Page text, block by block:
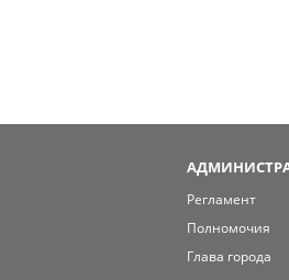
Регламент
Полномочия
Глава города